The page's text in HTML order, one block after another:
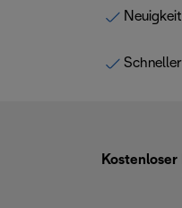
Kostenloser